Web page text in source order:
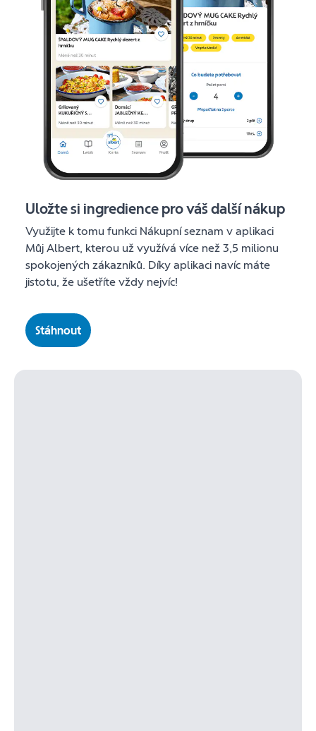
Uložte si ingredience pro váš další nákup
Využijte k tomu funkci Nákupní seznam v aplikaci
Můj Albert, kterou už využívá více než 3,5 milionu
spokojených zákazníků. Díky aplikaci navíc máte
jistotu, že ušetříte vždy nejvíc!
Stáhnout